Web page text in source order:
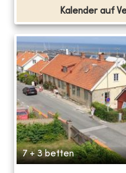
Kalender auf
7 + 3 betten